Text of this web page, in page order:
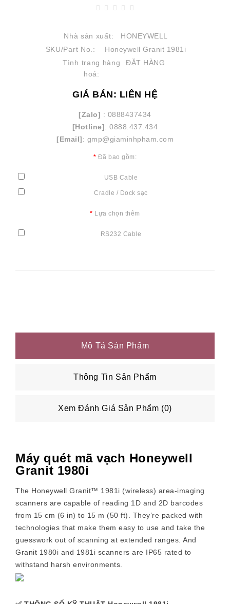
Nhà sản xuất:
HONEYWELL
SKU/Part No.:
Honeywell Granit 1981i
Tình trạng hàng
hoá:
ĐẶT HÀNG
GIÁ BÁN: LIÊN HỆ
[Zalo] : 0888437434
[Hotline]: 0888.437.434
[Email]: gmp@giaminhpham.com
Đã bao gồm:
USB Cable
Cradle / Dock sạc
Lựa chọn thêm
RS232 Cable
Mô Tả Sản Phẩm
Thông Tin Sản Phẩm
Xem Đánh Giá Sản Phẩm (0)
Máy quét mã vạch Honeywell
Granit 1980i
The Honeywell Granit™ 1981i (wireless) area-imaging
scanners are capable of reading 1D and 2D barcodes
from 15 cm (6 in) to 15 m (50 ft). They’re packed with
technologies that make them easy to use and take the
guesswork out of scanning at extended ranges. And
Granit 1980i and 1981i scanners are IP65 rated to
withstand harsh environments.